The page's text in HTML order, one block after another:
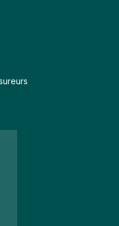
votre vie
qui contient des
les utilisons pour
et rendre votre